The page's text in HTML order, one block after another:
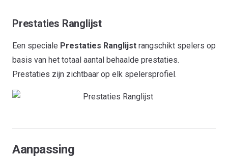
Prestaties Ranglijst
Een speciale Prestaties Ranglijst rangschikt spelers op
basis van het totaal aantal behaalde prestaties.
Prestaties zijn zichtbaar op elk spelersprofiel.
Aanpassing